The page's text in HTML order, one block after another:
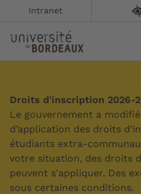
Intranet
Droits d'inscription 2026-
Le gouvernement a
d’application des droits
étudiants extra-
votre situation, des droits
peuvent s'appliquer. Des
sous certaines conditions.
Honoris Causa
Mise à jour le :25/02/2026
Le titre de Docteur
plus prestigieuses